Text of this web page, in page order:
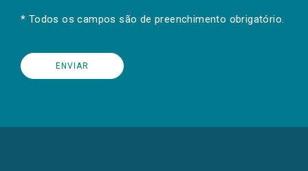
* Todos os campos são de preenchimento obrigatório.